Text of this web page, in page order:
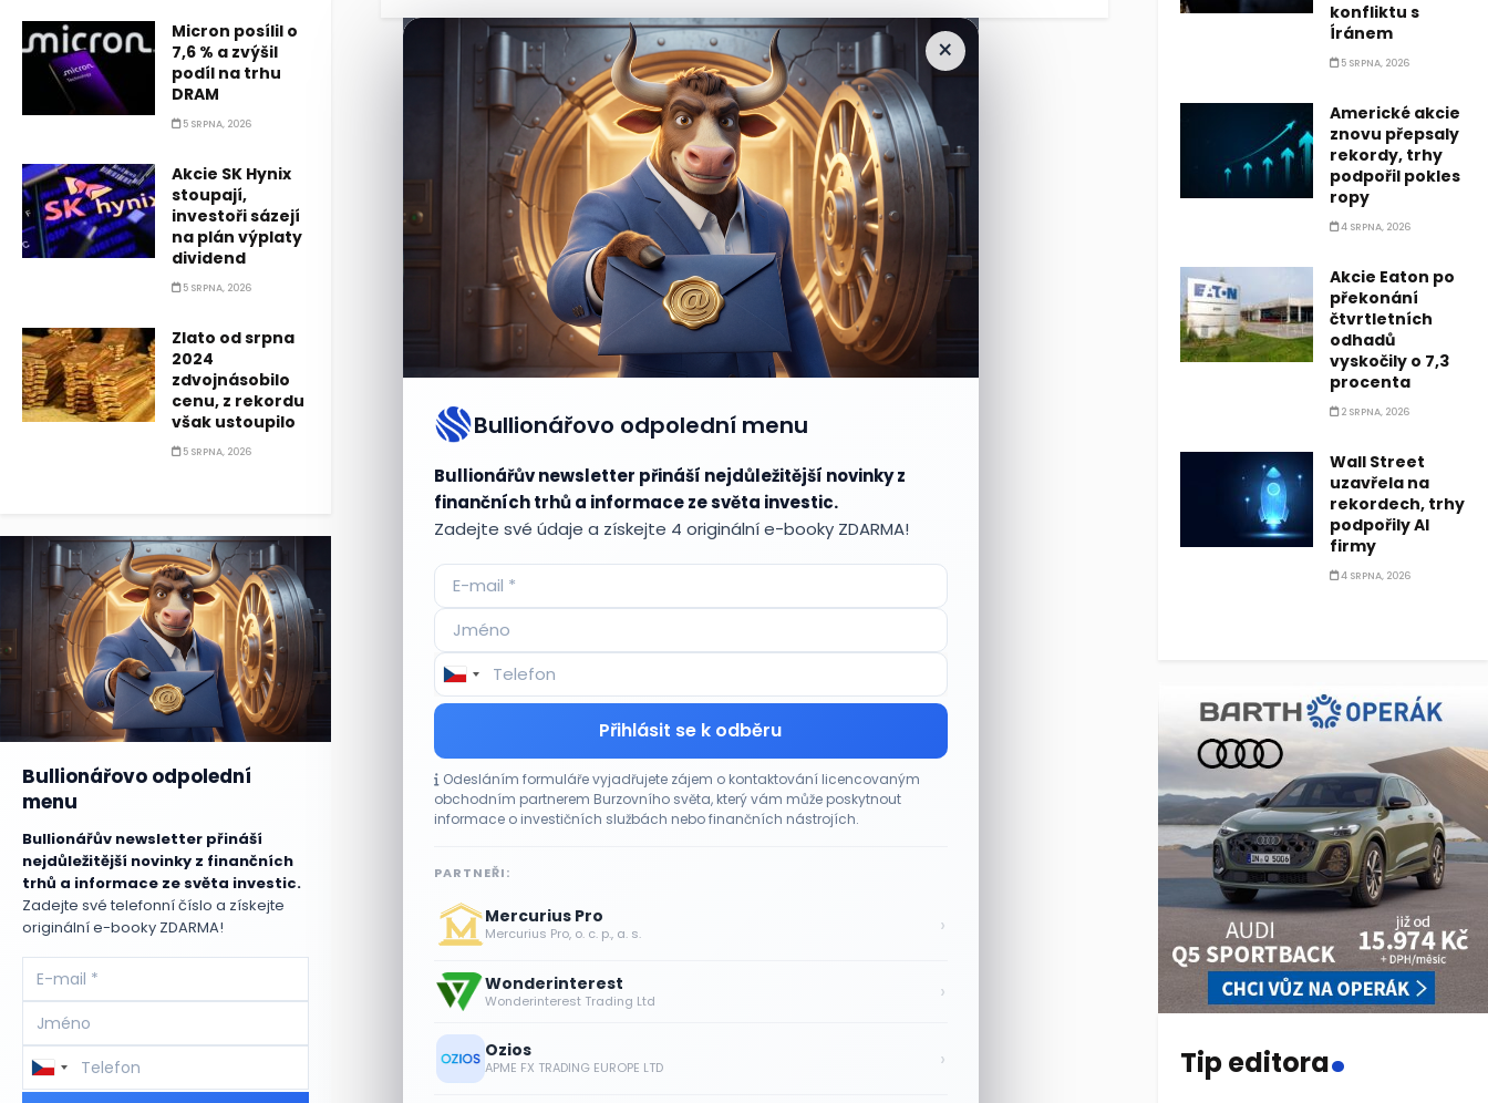
×
Bullionářovo odpolední menu
Bullionářův newsletter přináší nejdůležitější novinky z
finančních trhů a informace ze světa investic.
Zadejte své údaje a získejte 4 originální e-booky ZDARMA!
Přihlásit se k odběru
Odesláním formuláře vyjadřujete zájem o kontaktování licencovaným
obchodním partnerem Burzovního světa, který vám může poskytnout
informace o investičních službách nebo finančních nástrojích.
PARTNEŘI:
Mercurius Pro
Mercurius Pro, o. c. p., a. s. ›
Wonderinterest
Wonderinterest Trading Ltd ›
Ozios
APME FX TRADING EUROPE LTD ›
Micron posílil o
7,6 % a zvýšil
podíl na trhu
DRAM
5 SRPNA, 2026
Akcie SK Hynix
stoupají,
investoři sázejí
na plán výplaty
dividend
5 SRPNA, 2026
Zlato od srpna
2024
zdvojnásobilo
cenu, z rekordu
však ustoupilo
5 SRPNA, 2026
Bullionářovo odpolední
menu
Bullionářův newsletter přináší
nejdůležitější novinky z finančních
trhů a informace ze světa investic.
Zadejte své telefonní číslo a získejte
originální e-booky ZDARMA!
konfliktu s
Íránem
5 SRPNA, 2026
Americké akcie
znovu přepsaly
rekordy, trhy
podpořil pokles
ropy
4 SRPNA, 2026
Akcie Eaton po
překonání
čtvrtletních
odhadů
vyskočily o 7,3
procenta
2 SRPNA, 2026
Wall Street
uzavřela na
rekordech, trhy
podpořily AI
firmy
4 SRPNA, 2026
Tip editora.